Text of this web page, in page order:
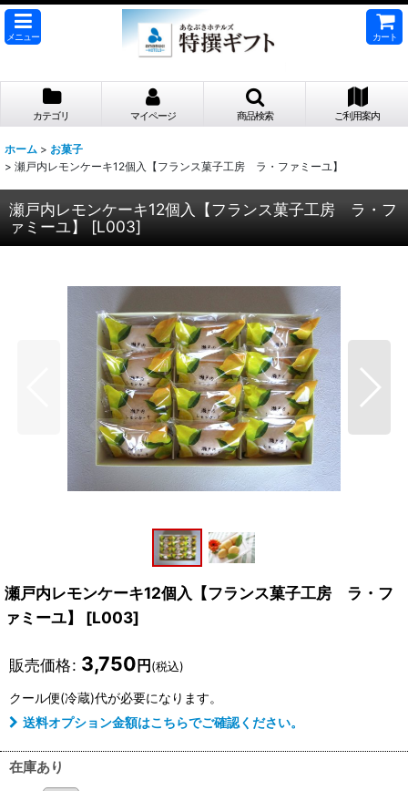
メニュー カート
カテゴリ マイページ 商品検索 ご利用案内
ホーム > お菓子
> 瀬戸内レモンケーキ12個入【フランス菓子工房 ラ・ファミーユ】
瀬戸内レモンケーキ12個入【フランス菓子工房 ラ・フ
ァミーユ】
[L003]
瀬戸内レモンケーキ12個入【フランス菓子工房 ラ・フ
ァミーユ】
[L003]
販売価格: 3,750 円 (税込)
クール便(冷蔵)代が必要になります。
送料オプション金額はこちらでご確認ください。
在庫あり